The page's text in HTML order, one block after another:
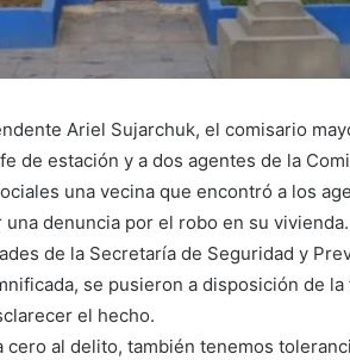
Ariel Sujarchuk, el comisario
de estación y a dos agentes de la
una vecina que encontró a los
denuncia por el robo en su vivienda.
de la Secretaría de Seguridad y
se pusieron a disposición de
el hecho.
cero al delito, también tenemos